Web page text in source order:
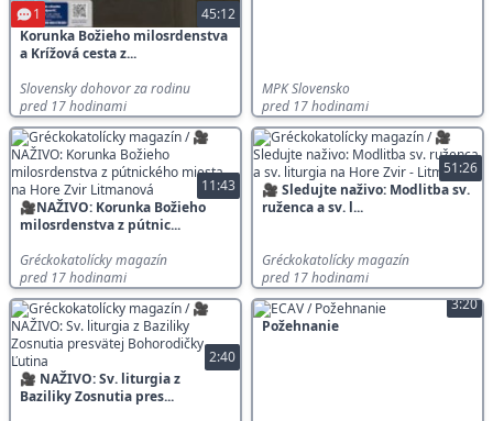
45:12
1
Korunka Božieho milosrdenstva
a Krížová cesta z...
Slovensky dohovor za rodinu
pred 17 hodinami
MPK Slovensko
pred 17 hodinami
11:43
🎥NAŽIVO: Korunka Božieho
milosrdenstva z pútnic...
Gréckokatolícky magazín
pred 17 hodinami
51:26
🎥 Sledujte naživo: Modlitba sv.
ruženca a sv. l...
Gréckokatolícky magazín
pred 17 hodinami
2:40
🎥 NAŽIVO: Sv. liturgia z
Baziliky Zosnutia pres...
3:20
Požehnanie